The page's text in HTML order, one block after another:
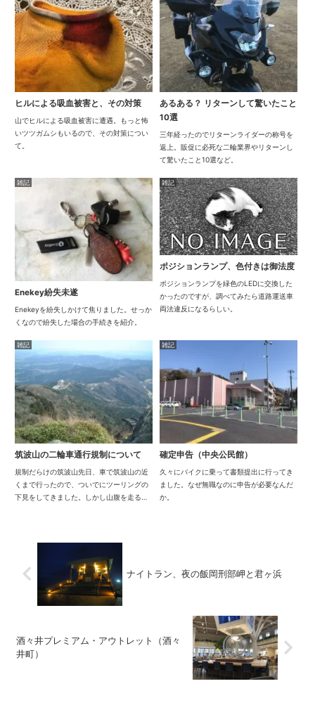
ヒルによる吸血被害と、その対策
山でヒルによる吸血被害に遭遇。もっと怖
いツツガムシもいるので、その対策につい
て。
あるある？ リターンして驚いたこと
10選
三年経ったのでリターンライダーの称号を
返上。販促に必死な二輪業界やリターンし
て驚いたこと10選など。
雑記
Enekey紛失未遂
Enekeyを紛失しかけて焦りました。せっか
くなので紛失した場合の手続きを紹介。
雑記
ポジションランプ、色付きは御法度
ポジションランプを緑色のLEDに交換した
かったのですが、調べてみたら道路運送車
両法違反になるらしい。
雑記
筑波山の二輪車通行規制について
規制だらけの筑波山先日、車で筑波山の近
くまで行ったので、ついでにツーリングの
下見をしてきました。しかし山腹を走る道
雑記
確定申告（中央公民館）
久々にバイクに乗って書類提出に行ってき
ました。なぜ無職なのに申告が必要なんだ
か。
ナイトラン、夜の飯岡刑部岬と君ヶ浜
酒々井プレミアム・アウトレット（酒々
井町）